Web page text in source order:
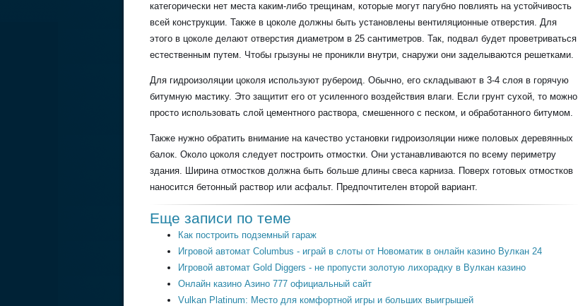
категорически нет места каким-либо трещинам, которые могут пагубно повлиять на устойчивость
всей конструкции. Также в цоколе должны быть установлены вентиляционные отверстия. Для
этого в цоколе делают отверстия диаметром в 25 сантиметров. Так, подвал будет проветриваться
естественным путем. Чтобы грызуны не проникли внутри, снаружи они заделываются решетками.
Для гидроизоляции цоколя используют рубероид. Обычно, его складывают в 3-4 слоя в горячую
битумную мастику. Это защитит его от усиленного воздействия влаги. Если грунт сухой, то можно
просто использовать слой цементного раствора, смешенного с песком, и обработанного битумом.
Также нужно обратить внимание на качество установки гидроизоляции ниже половых деревянных
балок. Около цоколя следует построить отмостки. Они устанавливаются по всему периметру
здания. Ширина отмостков должна быть больше длины свеса карниза. Поверх готовых отмостков
наносится бетонный раствор или асфальт. Предпочтителен второй вариант.
Еще записи по теме
Как построить подземный гараж
Игровой автомат Columbus - играй в слоты от Новоматик в онлайн казино Вулкан 24
Игровой автомат Gold Diggers - не пропусти золотую лихорадку в Вулкан казино
Онлайн казино Азино 777 официальный сайт
Vulkan Platinum: Место для комфортной игры и больших выигрышей